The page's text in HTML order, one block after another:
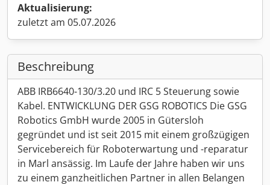
Aktualisierung:
zuletzt am 05.07.2026
Beschreibung
ABB IRB6640-130/3.20 und IRC 5 Steuerung sowie
Kabel. ENTWICKLUNG DER GSG ROBOTICS Die GSG
Robotics GmbH wurde 2005 in Gütersloh
gegründet und ist seit 2015 mit einem großzügigen
Servicebereich für Roboterwartung und -reparatur
in Marl ansässig. Im Laufe der Jahre haben wir uns
zu einem ganzheitlichen Partner in allen Belangen